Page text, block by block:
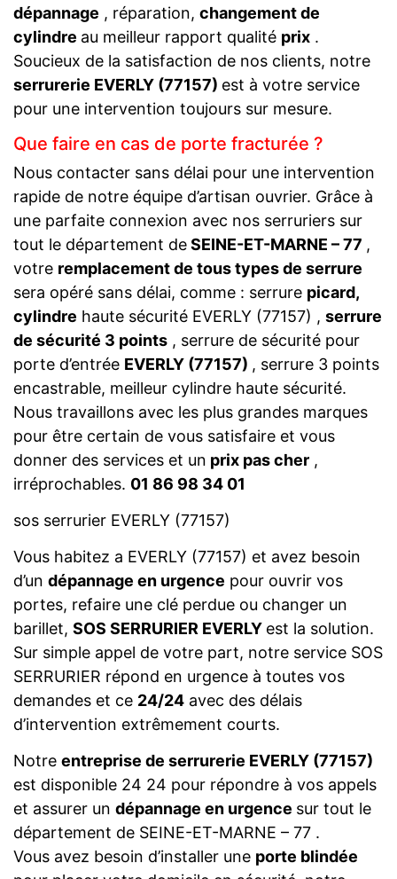
dépannage , réparation, changement de
cylindre au meilleur rapport qualité prix .
Soucieux de la satisfaction de nos clients, notre
serrurerie EVERLY (77157) est à votre service
pour une intervention toujours sur mesure.
Que faire en cas de porte fracturée ?
Nous contacter sans délai pour une intervention
rapide de notre équipe d’artisan ouvrier. Grâce à
une parfaite connexion avec nos serruriers sur
tout le département deSEINE-ET-MARNE – 77 ,
votre remplacement de tous types de serrure
sera opéré sans délai, comme : serrure picard,
cylindre haute sécurité EVERLY (77157) , serrure
de sécurité 3 points , serrure de sécurité pour
porte d’entrée EVERLY (77157) , serrure 3 points
encastrable, meilleur cylindre haute sécurité.
Nous travaillons avec les plus grandes marques
pour être certain de vous satisfaire et vous
donner des services et un prix pas cher ,
irréprochables. 01 86 98 34 01
sos serrurier EVERLY (77157)
Vous habitez a EVERLY (77157) et avez besoin
d’un dépannage en urgence pour ouvrir vos
portes, refaire une clé perdue ou changer un
barillet, SOS SERRURIER EVERLY est la solution.
Sur simple appel de votre part, notre service SOS
SERRURIER répond en urgence à toutes vos
demandes et ce 24/24 avec des délais
d’intervention extrêmement courts.
Notre entreprise de serrurerie EVERLY (77157)
est disponible 24 24 pour répondre à vos appels
et assurer un dépannage en urgence sur tout le
département de SEINE-ET-MARNE – 77 .
Vous avez besoin d’installer une porte blindée